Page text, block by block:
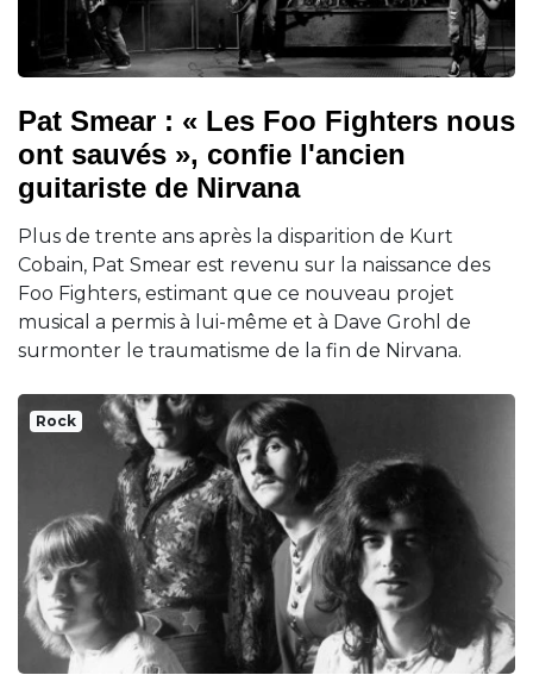
Pat Smear : « Les Foo Fighters nous
ont sauvés », confie l'ancien
guitariste de Nirvana
Plus de trente ans après la disparition de Kurt
Cobain, Pat Smear est revenu sur la naissance des
Foo Fighters, estimant que ce nouveau projet
musical a permis à lui-même et à Dave Grohl de
surmonter le traumatisme de la fin de Nirvana.
Rock